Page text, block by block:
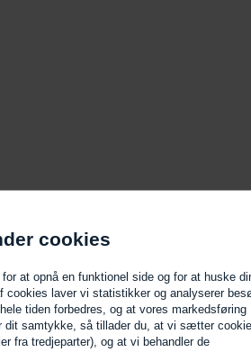
cookies
at opnå en funktionel side og for at huske
cookies laver vi statistikker og analyserer
tiden forbedres, og at vores markedsføring
dit samtykke, så tillader du, at vi sætter
fra tredjeparter), og at vi behandler de